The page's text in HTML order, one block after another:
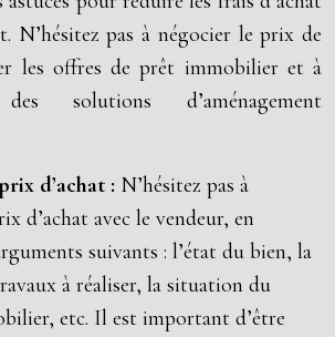
N’hésitez pas à négocier le prix de
les offres de prêt immobilier et à
solutions d’aménagement
d’achat : N’hésitez pas à
d’achat avec le vendeur, en
suivants : l’état du bien, la
à réaliser, la situation du
etc. Il est important d’être